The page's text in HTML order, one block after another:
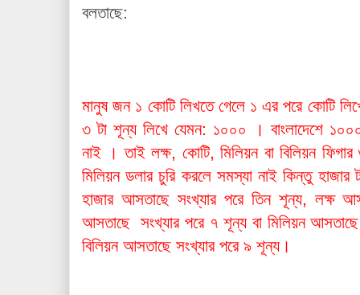
বলতাছে:
মানুষ জন ১ কোটি লিখতে গেলে ১ এর পরে কোটি
৩ টা শূন্য লিখে যেমন: ১০০০ । বাংলাদেশে
নাই । তাই লক্ষ, কোটি, মিলিয়ন বা বিলিয়ন
মিলিয়ন ডলার চুরি করলে সমস্যা নাই কিন্তু
হাজার আসতাছে সংখ্যার পরে তিন শূন্য, লক্ষ
আসতাছেসংখ্যার পরে ৭ শূন্য বা মিলিয়ন
বিলিয়ন আসতাছে সংখ্যার পরে ৯ শূন্য।